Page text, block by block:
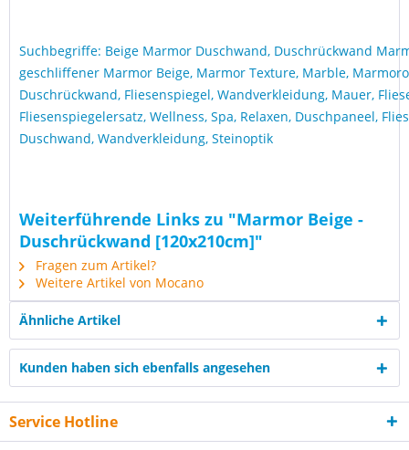
Suchbegriffe: Beige Marmor Duschwand, Duschrückwand
geschliffener Marmor Beige, Marmor Texture, Marble,
Duschrückwand, Fliesenspiegel, Wandverkleidung, Mauer,
Fliesenspiegelersatz, Wellness, Spa, Relaxen, Duschpaneel,
Duschwand, Wandverkleidung, Steinoptik
Weiterführende Links zu "Marmor Beige -
Duschrückwand [120x210cm]"
Fragen zum Artikel?
Weitere Artikel von Mocano
Ähnliche Artikel
Kunden haben sich ebenfalls angesehen
Service Hotline